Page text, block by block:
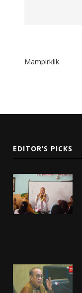
Mampirklik
EDITOR’S PICKS